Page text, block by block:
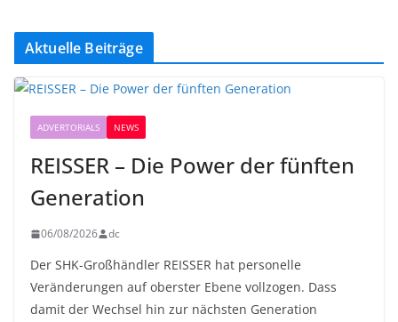
Aktuelle Beiträge
ADVERTORIALS NEWS
REISSER – Die Power der fünften
Generation
06/08/2026 dc
Der SHK-Großhändler REISSER hat personelle
Veränderungen auf oberster Ebene vollzogen. Dass
damit der Wechsel hin zur nächsten Generation